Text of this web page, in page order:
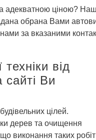
ціною?
обрана Вами
нами за вказаними
від
сайті Ви
цілей.
дерев та очищення
виконання таких робіт